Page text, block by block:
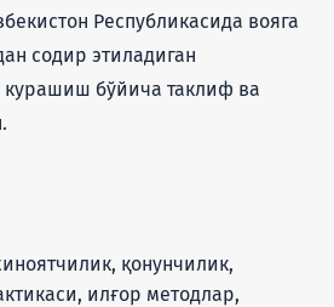
қонунчилик,
илғор методлар,
Республикасида вояга
содир этиладиган
бўйича таклиф ва